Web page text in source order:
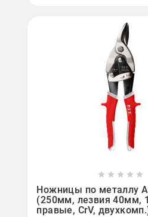
    
Ножницы по металлу
(250мм, лезвия 40мм,
правые, CrV,